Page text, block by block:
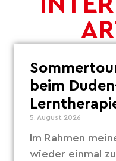
beim
5. August 2026
Im Rahmen
wieder einmal